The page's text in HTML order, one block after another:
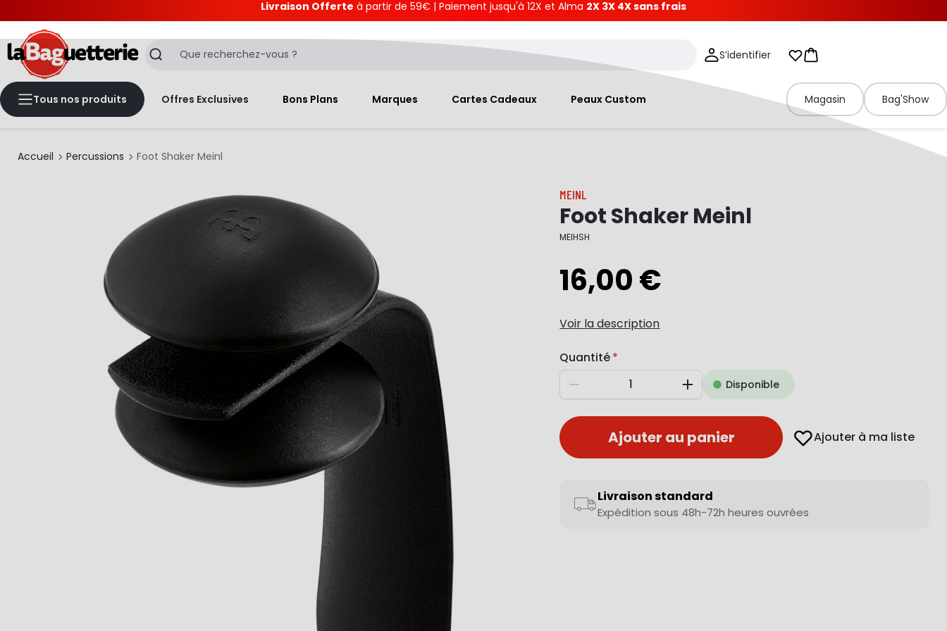
Livraison Offerte à partir de 59€ | Paiement jusqu'à 12X et Alma 2X 3X 4X sans frais
La Baguetterie
Recherche S’identifier Mes listes d'envies
Panier
Tous nos produits Offres Exclusives Bons Plans Marques Cartes Cadeaux Peaux Custom Magasin Bag'Show
Accueil Percussions Foot Shaker Meinl
MEINL
Foot Shaker Meinl
MEIHSH
16,00 €
Voir la description
Quantité
Diminuer AugmenterDisponible
Ajouter au panier Ajouter à ma liste
Livraison standard
Expédition sous 48h-72h heures ouvrées